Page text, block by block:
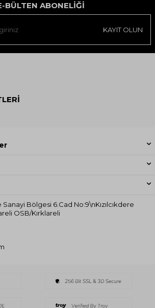
BÜLTEN ABONELIĞI
KAYIT OLUN
Bölgesi 6.Cad No:9\nKızılcıkdere
OSB/Kırklareli